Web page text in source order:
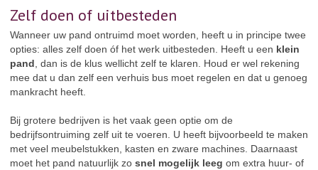
Zelf doen of uitbesteden
Wanneer uw pand ontruimd moet worden, heeft u in principe twee
opties: alles zelf doen óf het werk uitbesteden. Heeft u een klein
pand , dan is de klus wellicht zelf te klaren. Houd er wel rekening
mee dat u dan zelf een verhuis bus moet regelen en dat u genoeg
mankracht heeft.
Bij grotere bedrijven is het vaak geen optie om de
bedrijfsontruiming zelf uit te voeren. U heeft bijvoorbeeld te maken
met veel meubelstukken, kasten en zware machines. Daarnaast
moet het pand natuurlijk zo snel mogelijk leeg om extra huur- of